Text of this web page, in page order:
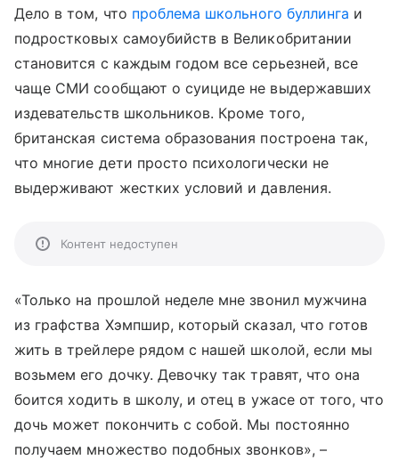
Дело в том, что проблема школьного буллинга и
подростковых самоубийств в Великобритании
становится с каждым годом все серьезней, все
чаще СМИ сообщают о суициде не выдержавших
издевательств школьников. Кроме того,
британская система образования построена так,
что многие дети просто психологически не
выдерживают жестких условий и давления.
Контент недоступен
«Только на прошлой неделе мне звонил мужчина
из графства Хэмпшир, который сказал, что готов
жить в трейлере рядом с нашей школой, если мы
возьмем его дочку. Девочку так травят, что она
боится ходить в школу, и отец в ужасе от того, что
дочь может покончить с собой. Мы постоянно
получаем множество подобных звонков», –